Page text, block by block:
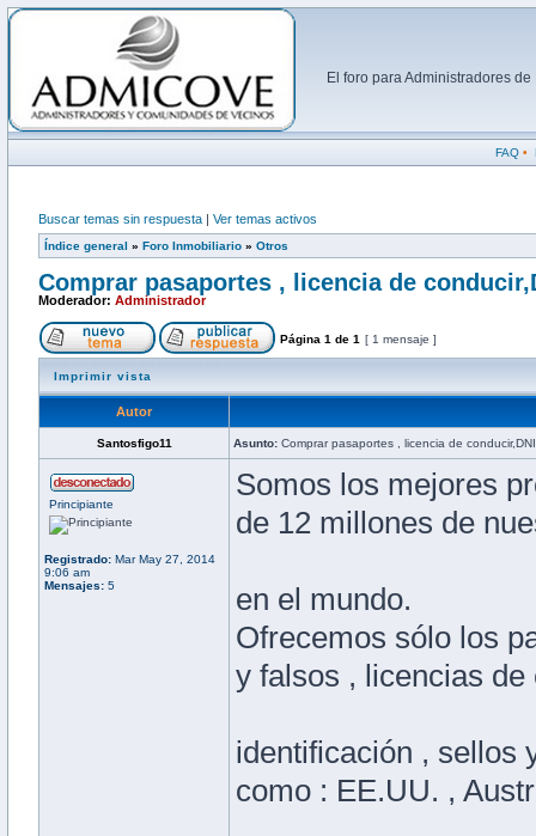
El foro para Administradores
FAQ •
Buscar temas sin respuesta | Ver temas activos
Índice general » Foro Inmobiliario » Otros
Comprar pasaportes , licencia de
Moderador: Administrador
Página 1 de 1 [ 1 mensaje ]
Imprimir vista
Autor
Santosfigo11 Asunto: Comprar pasaportes , licencia de conducir,DNI
Principiante
Registrado: Mar May 27, 2014
9:06 am
Mensajes: 5
Somos los mejores
de 12 millones de
en el mundo.
Ofrecemos sólo los
y falsos , licencias
identificación , sellos
como : EE.UU. ,